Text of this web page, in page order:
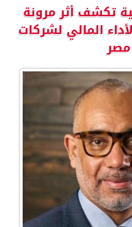
تكشف أثر مرونة
المالي لشركات
مصر